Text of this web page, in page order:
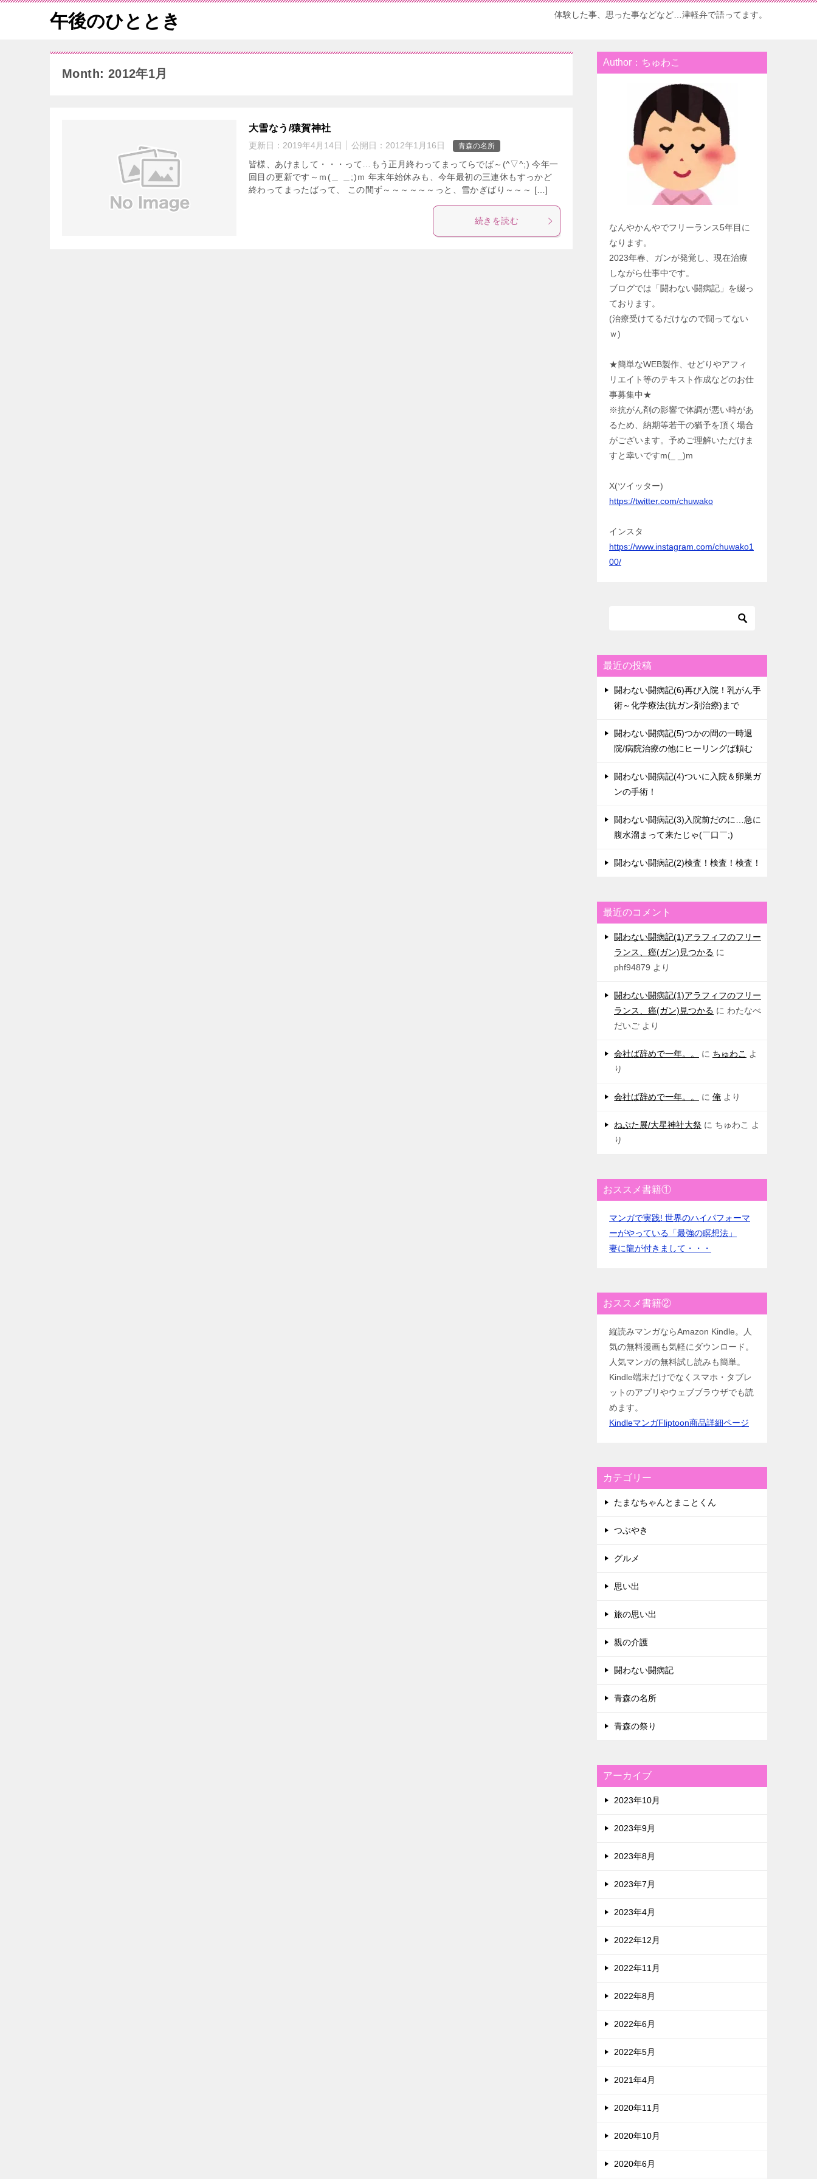
午後のひととき 体験した事、思った事などなど…津軽弁で語ってます。
Month: 2012年1月
大雪なう/猿賀神社
更新日： 2019年4月14日 公開日： 2012年1月16日 青森の名所
皆様、あけまして・・・って…もう正月終わってまってらでば～(^▽^;) 今年一
回目の更新です～ｍ(＿ ＿;)ｍ 年末年始休みも、今年最初の三連休もすっかど
終わってまったばって、 この間ず～～～～～～っと、雪かぎばり～～～ […]
続きを読む
Author：ちゅわこ
なんやかんやでフリーランス5年目に
なります。
2023年春、ガンが発覚し、現在治療
しながら仕事中です。
ブログでは「闘わない闘病記」を綴っ
ております。
(治療受けてるだけなので闘ってない
ｗ)
★簡単なWEB製作、せどりやアフィ
リエイト等のテキスト作成などのお仕
事募集中★
※抗がん剤の影響で体調が悪い時があ
るため、納期等若干の猶予を頂く場合
がございます。予めご理解いただけま
すと幸いですm(_ _)m
X(ツイッター)
https://twitter.com/chuwako
インスタ
https://www.instagram.com/chuwako1
00/
最近の投稿
闘わない闘病記(6)再び入院！乳がん手
術～化学療法(抗ガン剤治療)まで
闘わない闘病記(5)つかの間の一時退
院/病院治療の他にヒーリングば頼む
闘わない闘病記(4)ついに入院＆卵巣ガ
ンの手術！
闘わない闘病記(3)入院前だのに…急に
腹水溜まって来たじゃ(￣口￣;)
闘わない闘病記(2)検査！検査！検査！
最近のコメント
闘わない闘病記(1)アラフィフのフリー
ランス、癌(ガン)見つかる に
phf94879 より
闘わない闘病記(1)アラフィフのフリー
ランス、癌(ガン)見つかる に わたなべ
だいご より
会社ば辞めで一年。。 に ちゅわこ
よ
り
会社ば辞めで一年。。 に 俺 より
ねぷた展/大星神社大祭 に ちゅわこ
よ
り
おススメ書籍①
マンガで実践! 世界のハイパフォーマ
ーがやっている「最強の瞑想法」
妻に龍が付きまして・・・
おススメ書籍②
縦読みマンガならAmazon Kindle。人
気の無料漫画も気軽にダウンロード。
人気マンガの無料試し読みも簡単。
Kindle端末だけでなくスマホ・タブレ
ットのアプリやウェブブラウザでも読
めます。
KindleマンガFliptoon商品詳細ページ
カテゴリー
たまなちゃんとまことくん
つぶやき
グルメ
思い出
旅の思い出
親の介護
闘わない闘病記
青森の名所
青森の祭り
アーカイブ
2023年10月
2023年9月
2023年8月
2023年7月
2023年4月
2022年12月
2022年11月
2022年8月
2022年6月
2022年5月
2021年4月
2020年11月
2020年10月
2020年6月